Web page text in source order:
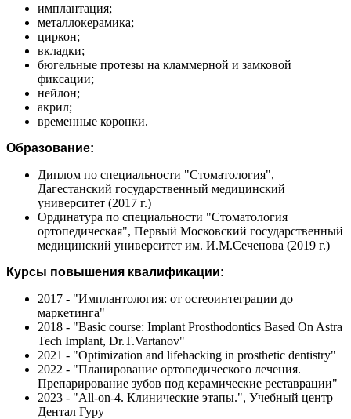
имплантация;
металлокерамика;
циркон;
вкладки;
бюгельные протезы на кламмерной и замковой
фиксации;
нейлон;
акрил;
временные коронки.
Образование:
Диплом по специальности "Стоматология",
Дагестанский государственный медицинский
университет (2017 г.)
Ординатура по специальности "Стоматология
ортопедическая", Первый Московский государственный
медицинский университет им. И.М.Сеченова (2019 г.)
Курсы повышения квалификации:
2017 - "Имплантология: от остеоинтеграции до
маркетинга"
2018 - "Basic course: Implant Prosthodontics Based On Astra
Tech Implant, Dr.T.Vartanov"
2021 - "Optimization and lifehacking in prosthetic dentistry"
2022 - "Планирование ортопедического лечения.
Препарирование зубов под керамические реставрации"
2023 - "All-on-4. Клинические этапы.", Учебный центр
Дентал Гуру